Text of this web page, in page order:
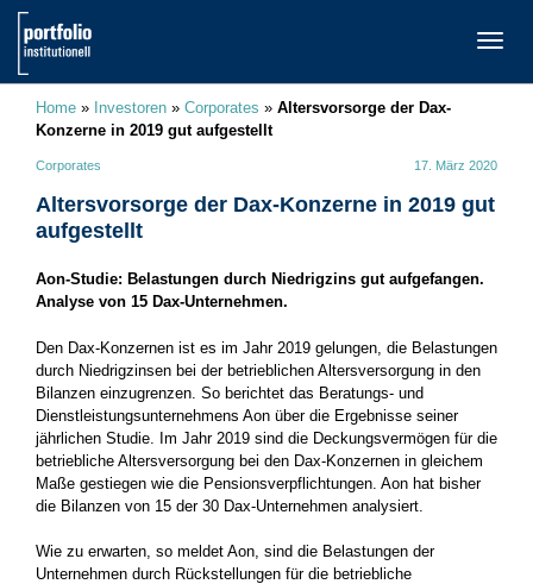
Home » Investoren » Corporates » Altersvorsorge der Dax-
Konzerne in 2019 gut aufgestellt
Corporates 17. März 2020
Altersvorsorge der Dax-Konzerne in 2019 gut
aufgestellt
Aon-Studie: Belastungen durch Niedrigzins gut aufgefangen.
Analyse von 15 Dax-Unternehmen.
Den Dax-Konzernen ist es im Jahr 2019 gelungen, die Belastungen
durch Niedrigzinsen bei der betrieblichen Altersversorgung in den
Bilanzen einzugrenzen. So berichtet das Beratungs- und
Dienstleistungsunternehmens Aon über die Ergebnisse seiner
jährlichen Studie. Im Jahr 2019 sind die Deckungsvermögen für die
betriebliche Altersversorgung bei den Dax-Konzernen in gleichem
Maße gestiegen wie die Pensionsverpflichtungen. Aon hat bisher
die Bilanzen von 15 der 30 Dax-Unternehmen analysiert.
Wie zu erwarten, so meldet Aon, sind die Belastungen der
Unternehmen durch Rückstellungen für die betriebliche